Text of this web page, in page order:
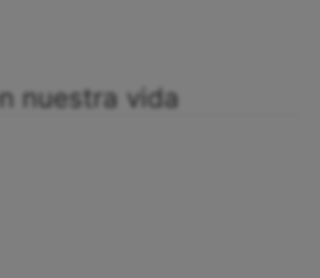
nuestra vida